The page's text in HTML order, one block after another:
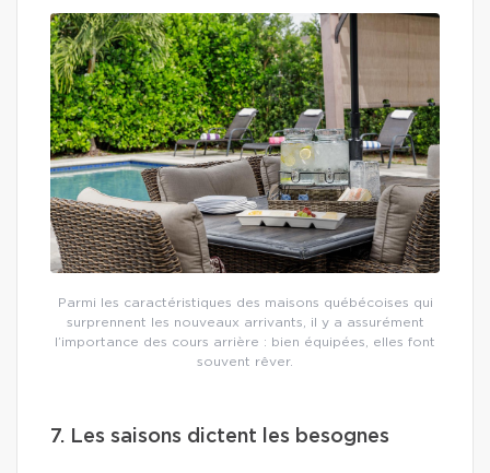
Parmi les caractéristiques des maisons québécoises qui
surprennent les nouveaux arrivants, il y a assurément
l’importance des cours arrière : bien équipées, elles font
souvent rêver.
7. Les saisons dictent les besognes